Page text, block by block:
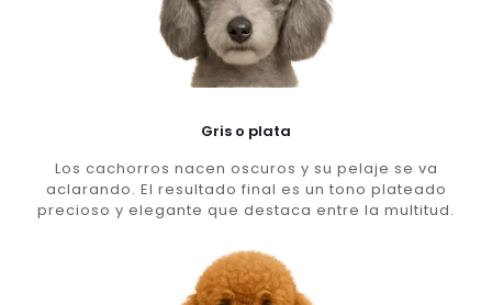
Gris o plata
Los cachorros nacen oscuros y su pelaje se va
aclarando. El resultado final es un tono plateado
precioso y elegante que destaca entre la multitud.